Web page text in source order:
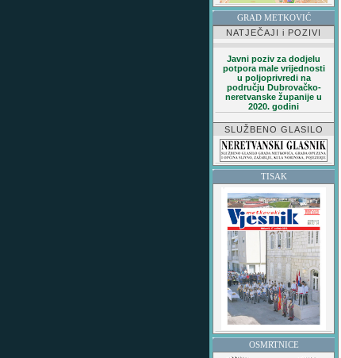
GRAD METKOVIĆ
NATJEČAJI i POZIVI
Javni poziv za dodjelu
potpora male vrijednosti
u poljoprivredi na
području Dubrovačko-
neretvanske županije u
2020. godini
SLUŽBENO GLASILO
TISAK
OSMRTNICE